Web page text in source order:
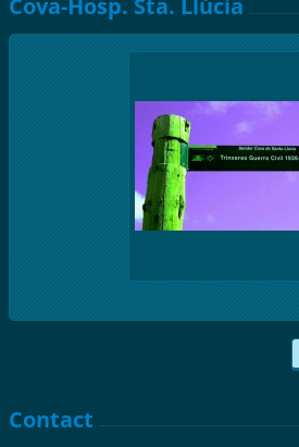
Cova-Hosp. Sta. Llúcia
Contact